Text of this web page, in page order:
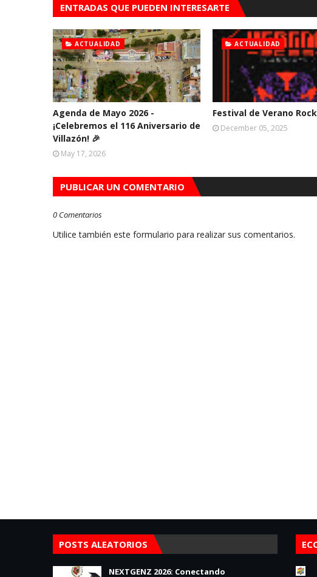
ENTRADAS QUE PUEDEN INTERESARTE
ACTUALIDAD
Agenda de Mayo 2026 -
¡Celebremos el 116 Aniversario de
Villazón! 🎉
May 17, 2026
ACTUALIDAD
Festival de Verano
December 05, 2025
PUBLICAR UN COMENTARIO
0 Comentarios
Utilice también este formulario para realizar sus comentarios.
POSTS ALEATORIOS
NEXTGENZ 2026: Conectando